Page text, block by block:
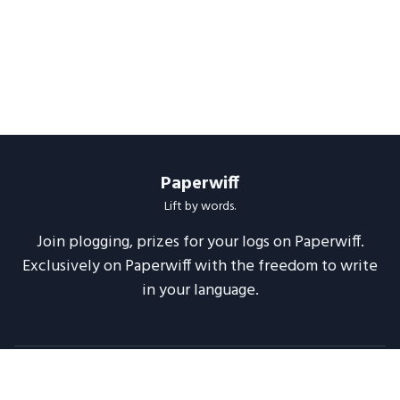
Paperwiff
Lift by words.
Join plogging, prizes for your logs on Paperwiff.
Exclusively on Paperwiff with the freedom to write
in your language.